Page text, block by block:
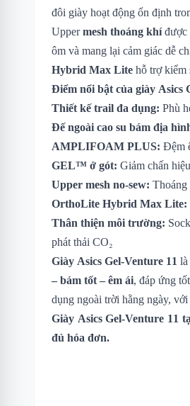
đôi giày hoạt động ổn định
Uppermesh thoáng khíđược
ôm và mang lại cảm giác dễ
Hybrid Max Lite hỗ trợ kiểm
Điểm nổi bật của giày Asics
Thiết kế trail đa dụng: Phù
Đế ngoài cao su bám địa
AMPLIFOAM PLUS: Đệm
GEL™ ở gót: Giảm chấn
Upper mesh no-sew: Thoáng
OrthoLite Hybrid Max Lite:
Thân thiện môi trường:
phát thải CO₂
Giày Asics Gel-Venture 11 là
– bám tốt – êm ái, đáp ứng
dụng ngoài trời hằng ngày,
Giày Asics Gel-Venture 11
đủ hóa đơn.